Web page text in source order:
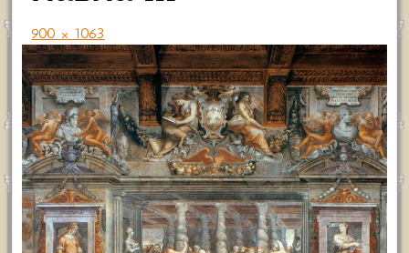
900 × 1063